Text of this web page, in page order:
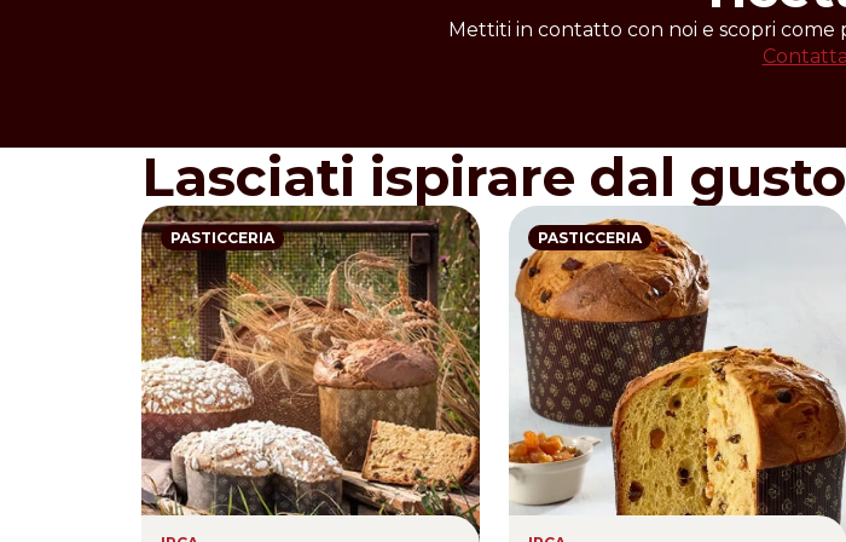
informazioni dettagliate su dosi e modalità di impiego sono riportate
Mettiti in contatto con noi e scopri come
Lasciati ispirare dal gusto
PASTICCERIA PASTICCERIA